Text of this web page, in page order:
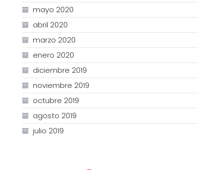
mayo 2020
abril 2020
marzo 2020
enero 2020
diciembre 2019
noviembre 2019
octubre 2019
agosto 2019
julio 2019